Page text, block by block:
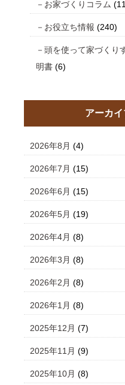
お家づくりコラム
お役立ち情報 (240)
頭を使って家づくり
明書 (6)
アーカイ
2026年8月 (4)
2026年7月 (15)
2026年6月 (15)
2026年5月 (19)
2026年4月 (8)
2026年3月 (8)
2026年2月 (8)
2026年1月 (8)
2025年12月 (7)
2025年11月 (9)
2025年10月 (8)